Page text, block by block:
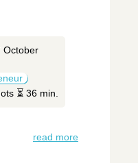
October
⏳ 36 min.
read more